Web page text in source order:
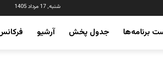
شنبه, 17 مرداد 1405
برنامه‌ها جدول پخش آرشیو